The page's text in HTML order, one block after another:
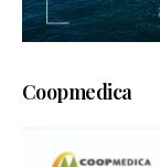
Coopmedica